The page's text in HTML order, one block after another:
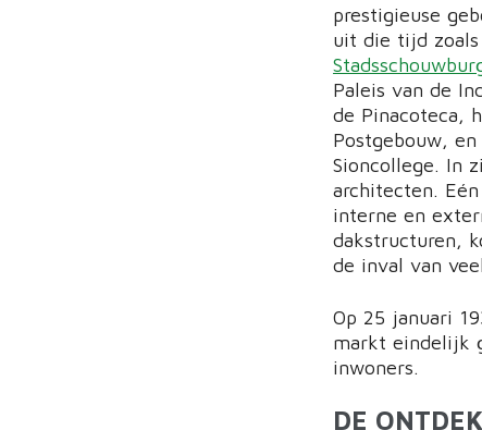
prestigieuse
uit die tijd zoals
Paleis van de
de Pinacoteca,
Postgebouw,
Sioncollege. In
architecten.
interne en
dakstructuren,
de inval van
Op 25 januari
markt eindelijk
inwoners.
DE